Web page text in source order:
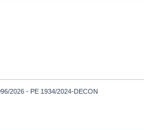
2026 - PE 1934/2024-DECON